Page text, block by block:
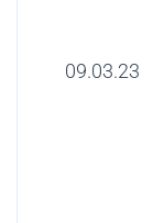
09.03.23